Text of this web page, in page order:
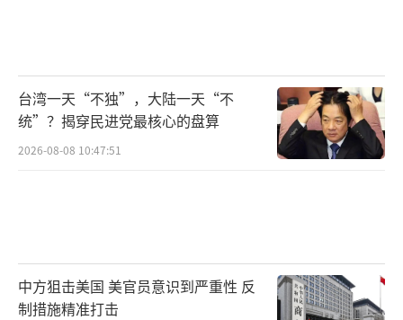
台湾一天“不独”，大陆一天“不
统”？揭穿民进党最核心的盘算
2026-08-08 10:47:51
中方狙击美国 美官员意识到严重性 反
制措施精准打击